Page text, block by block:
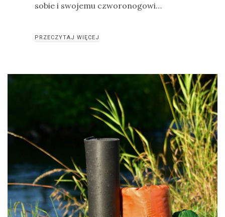
sobie i swojemu czworonogowi…
PRZECZYTAJ WIĘCEJ